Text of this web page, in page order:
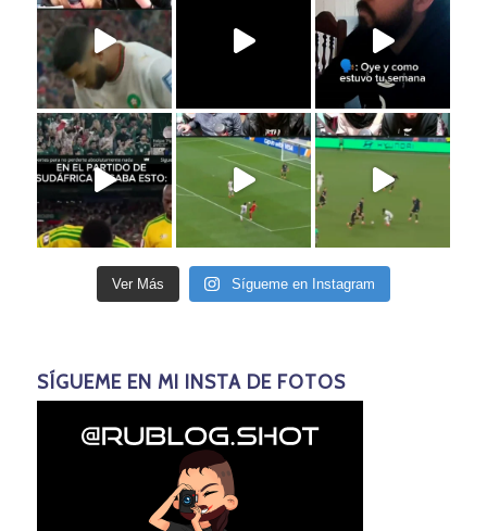
Ver Más Sígueme en Instagram
SÍGUEME EN MI INSTA DE FOTOS